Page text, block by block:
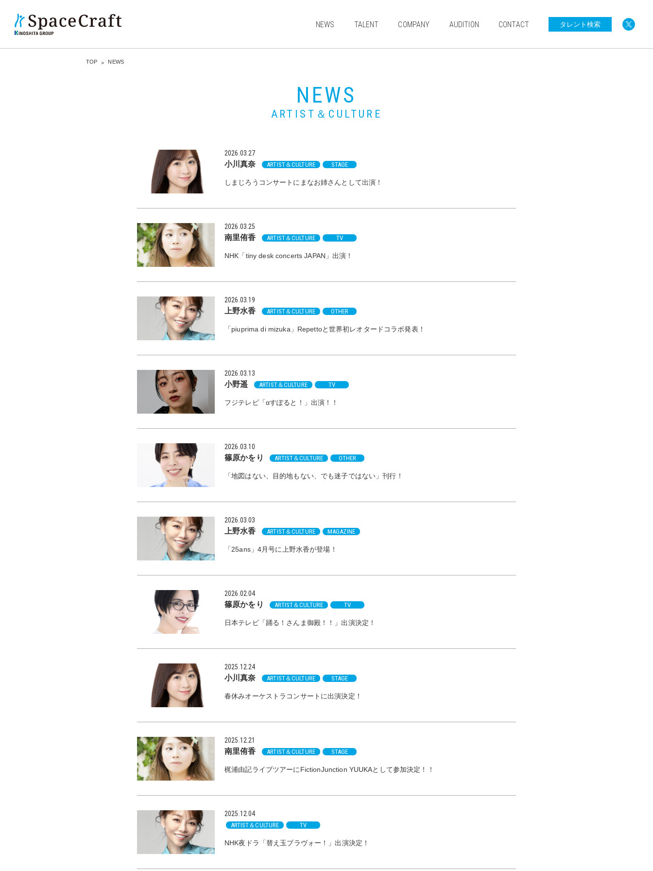
NEWS TALENT
ARTIST & CULTURE
COMPANY AUDITION CONTACT タレント検索
TOP NEWS
NEWS
ARTIST＆CULTURE
2026.03.27
小川真奈 ARTIST＆CULTURE STAGE
しまじろうコンサートにまなお姉さんとして出演！
2026.03.25
南里侑香 ARTIST＆CULTURE TV
NHK「tiny desk concerts JAPAN」出演！
2026.03.19
上野水香 ARTIST＆CULTURE OTHER
「piuprima di mizuka」Repettoと世界初レオタードコラボ発表！
2026.03.13
小野遥 ARTIST＆CULTURE TV
フジテレビ「αすぽると！」出演！！
2026.03.10
篠原かをり ARTIST＆CULTURE OTHER
「地図はない、目的地もない、でも迷子ではない」刊行！
2026.03.03
上野水香 ARTIST＆CULTURE MAGAZINE
「25ans」4月号に上野水香が登場！
2026.02.04
篠原かをり ARTIST＆CULTURE TV
日本テレビ「踊る！さんま御殿！！」出演決定！
2025.12.24
小川真奈 ARTIST＆CULTURE STAGE
春休みオーケストラコンサートに出演決定！
2025.12.21
南里侑香 ARTIST＆CULTURE STAGE
梶浦由記ライブツアーにFictionJunction YUUKAとして参加決定！！
2025.12.04
ARTIST＆CULTURE TV
NHK夜ドラ「替え玉ブラヴォー！」出演決定！